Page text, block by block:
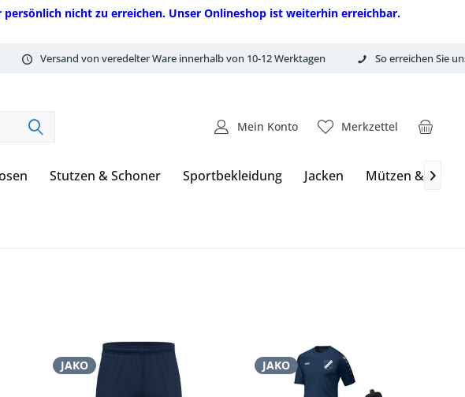
nicht zu erreichen. Unser Onlineshop ist weiterhin erreichbar.
Versand von veredelter Ware innerhalb von 10-12 Werktagen So erreichen Sie
Merkzettel
Mein Konto
Stutzen & Schoner Sportbekleidung Jacken Mützen & 
JAKO JAKO